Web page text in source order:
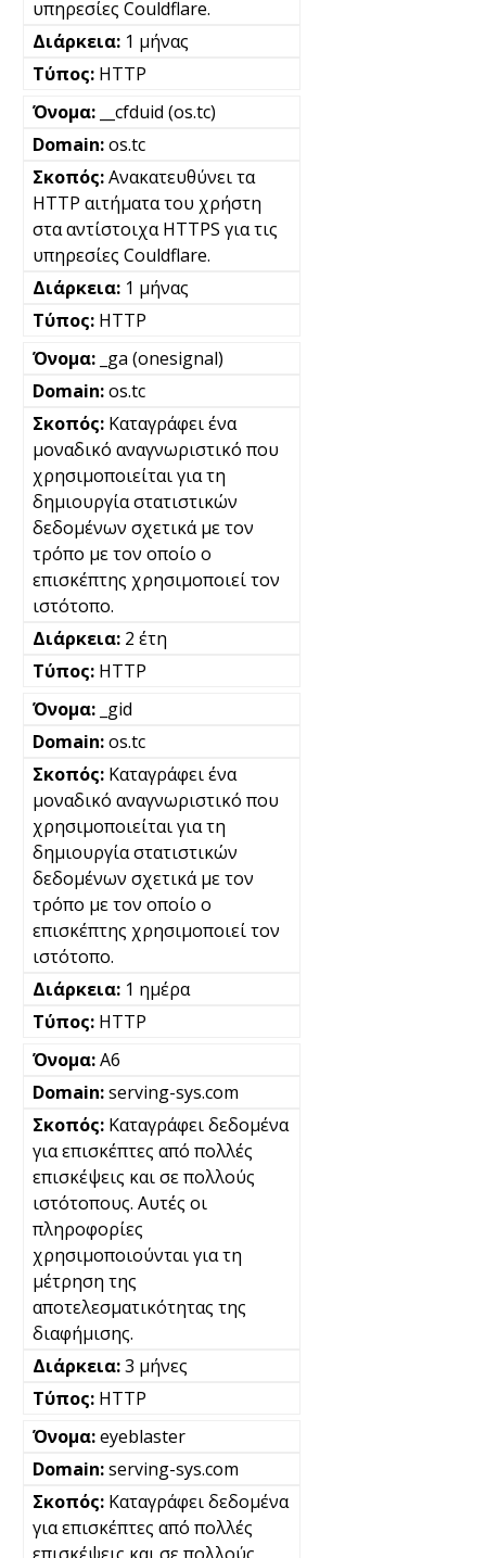
υπηρεσίες Couldflare.
1 μήνας
HTTP
__cfduid (os.tc)
os.tc
Ανακατευθύνει τα
HTTP αιτήματα του χρήστη
στα αντίστοιχα HTTPS για τις
υπηρεσίες Couldflare.
1 μήνας
HTTP
_ga (onesignal)
os.tc
Καταγράφει ένα
μοναδικό αναγνωριστικό που
χρησιμοποιείται για τη
δημιουργία στατιστικών
δεδομένων σχετικά με τον
τρόπο με τον οποίο ο
επισκέπτης χρησιμοποιεί τον
ιστότοπο.
2 έτη
HTTP
_gid
os.tc
Καταγράφει ένα
μοναδικό αναγνωριστικό που
χρησιμοποιείται για τη
δημιουργία στατιστικών
δεδομένων σχετικά με τον
τρόπο με τον οποίο ο
επισκέπτης χρησιμοποιεί τον
ιστότοπο.
1 ημέρα
HTTP
A6
serving-sys.com
Καταγράφει δεδομένα
για επισκέπτες από πολλές
επισκέψεις και σε πολλούς
ιστότοπους. Αυτές οι
πληροφορίες
χρησιμοποιούνται για τη
μέτρηση της
αποτελεσματικότητας της
διαφήμισης.
3 μήνες
HTTP
eyeblaster
serving-sys.com
Καταγράφει δεδομένα
για επισκέπτες από πολλές